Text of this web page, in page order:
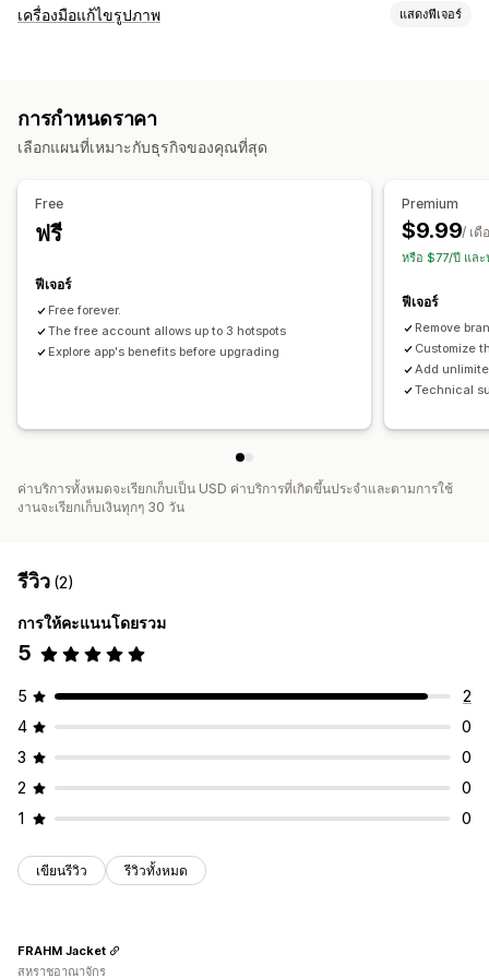
เครื่องมือแก้ไขรูปภาพ แสดงฟีเจอร์
การแก้ไขจำนวนมาก
การกำหนดราคา
เลือกแผนที่เหมาะกับธุรกิจของคุณที่สุด
Free
ฟรี
ฟีเจอร์
Free forever.
The free account allows up to 3 hotspots
Explore app's benefits before upgrading
Premium
$9.99/ เดื
หรือ $77/ปี แล
ฟีเจอร์
Remove
Customize
Add
Technical
ค่าบริการทั้งหมดจะเรียกเก็บเป็น USD ค่าบริการที่เกิดขึ้นประจำและตามการใช้
งานจะเรียกเก็บเงินทุกๆ 30 วัน
รีวิว (2)
การให้คะแนนโดยรวม
5
5
2
4
0
3
0
2
0
1
0
เขียนรีวิว รีวิวทั้งหมด
FRAHM Jacket
สหราชอาณาจักร